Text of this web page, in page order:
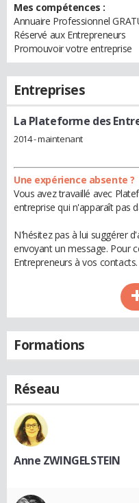
Mes compétences :
Annuaire Professionnel
Réservé aux Entrepreneurs
Promouvoir votre entreprise
Entreprises
La Plateforme des
2014 - maintenant
Une expérience absente ?
Vous avez travaillé avec
entreprise qui n'apparaît pas
N'hésitez pas à lui suggérer
envoyant un message. Pour
Entrepreneurs à vos contacts.
Formations
Réseau
Anne ZWINGELSTEIN